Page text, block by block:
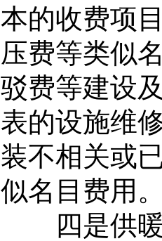
本的收费项
压费等类似
驳费等建设
表的设施维
装不相关或
似名目费用
四是供暖